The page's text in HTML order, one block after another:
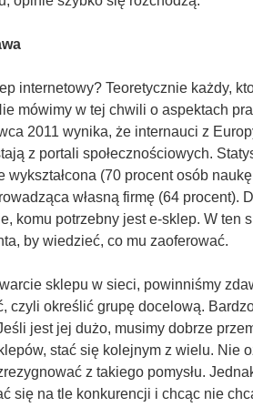
internetowy? Teoretycznie każdy,
mówimy w tej chwili o aspektach
2011 wynika, że internauci z
z portali społecznościowych.
wykształcona (70 procent osób
własną firmę (64 procent).
komu potrzebny jest e-sklep. W ten
by wiedzieć, co mu zaoferować.
sklepu w sieci, powinniśmy
czyli określić grupę docelową.
jest jej dużo, musimy dobrze
stać się kolejnym z wielu. Nie
z takiego pomysłu.
się na tle konkurencji i chcąc nie